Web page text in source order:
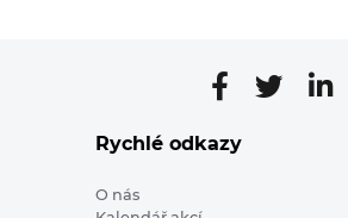
Rychlé odkazy
O nás